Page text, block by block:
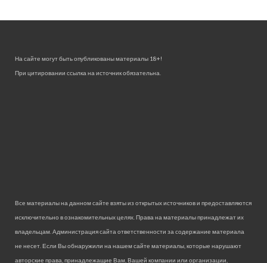
На сайте могут быть опубликованы материалы 18+!
При цитировании ссылка на источник обязательна.
Все материалы на данном сайте взяты из открытых источников и предоставляются
исключительно в ознакомительных целях. Права на материалы принадлежат их
владельцам. Администрация сайта ответственности за содержание материала
не несет. Если Вы обнаружили на нашем сайте материалы, которые нарушают
авторские права, принадлежащие Вам, Вашей компании или организации,